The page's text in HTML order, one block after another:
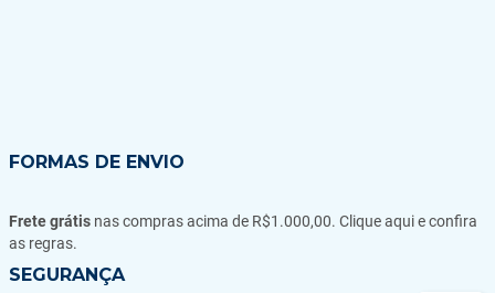
FORMAS DE ENVIO
Frete grátis nas compras acima de R$1.000,00. Clique aqui e confira
as regras.
SEGURANÇA